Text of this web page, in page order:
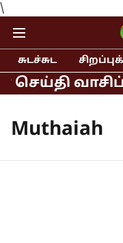
\
சுடச்சுட
Muthaiah